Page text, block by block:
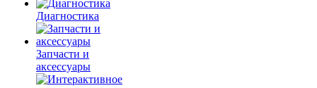
Диагностика
Запчасти и
аксессуары